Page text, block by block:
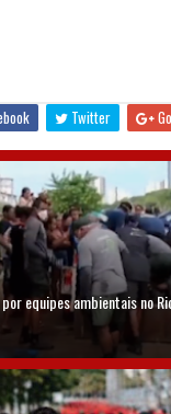
Twitter
equipes ambientais no